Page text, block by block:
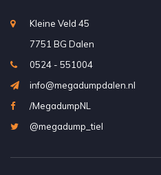
Kleine Veld 45
7751 BG Dalen
0524 - 551004
info@megadumpdalen.nl
/MegadumpNL
@megadump_tiel